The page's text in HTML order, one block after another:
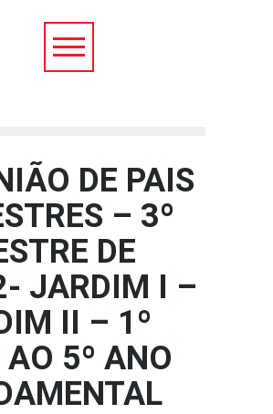
DE PAIS
– 3º
DE
JARDIM I –
II – 1º
5º ANO